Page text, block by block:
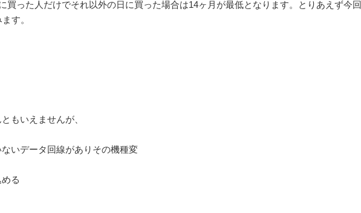
買った人だけでそれ以外の日に買った場合は14ヶ月が最低となります。とりあえず今回
す。
もいえませんが、
いデータ回線がありその機種変
る